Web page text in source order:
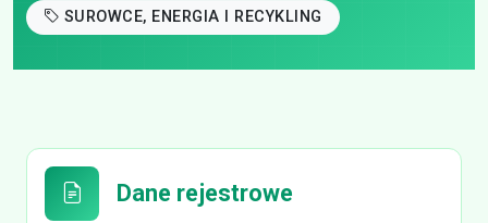
SUROWCE, ENERGIA I RECYKLING
Dane rejestrowe